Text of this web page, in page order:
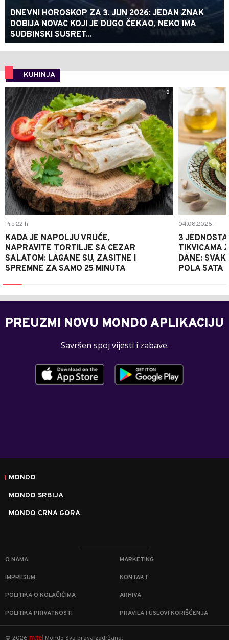
DNEVNI HOROSKOP ZA 3. JUN 2026: JEDAN ZNAK
DOBIJA NOVAC KOJI JE DUGO ČEKAO, NEKO IMA
SUDBINSKI SUSRET...
KUHINJA
0
Pre 22 h
KADA JE NAPOLJU VRUĆE,
NAPRAVITE TORTILJE SA CEZAR
SALATOM: LAGANE SU, ZASITNE I
SPREMNE ZA SAMO 25 MINUTA
04.08.2026.
3
TIKVICAMA
DANE:
POLA SATA
PREUZMI NOVU MONDO APLIKACIJU
Savršen spoj vijesti i zabave.
MONDO
MONDO SRBIJA
MONDO CRNA GORA
O NAMA MARKETING
IMPRESUM KONTAKT
POLITIKA O KOLAČIĆIMA ARHIVA
POLITIKA PRIVATNOSTI PRAVILA I USLOVI KORIŠĆENJA
m:tel